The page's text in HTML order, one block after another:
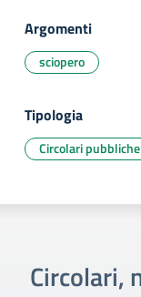
Argomenti
sciopero
Tipologia
Circolari pubbliche
Circolari,